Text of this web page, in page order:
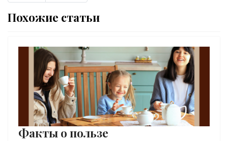
Похожие статьи
Факты о пользе